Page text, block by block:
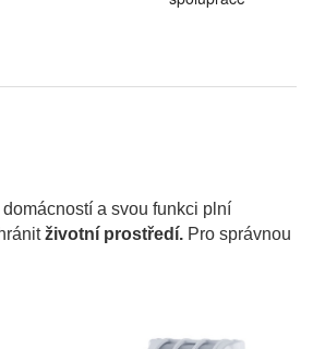
a svou funkci plní
životní prostředí. Pro správnou